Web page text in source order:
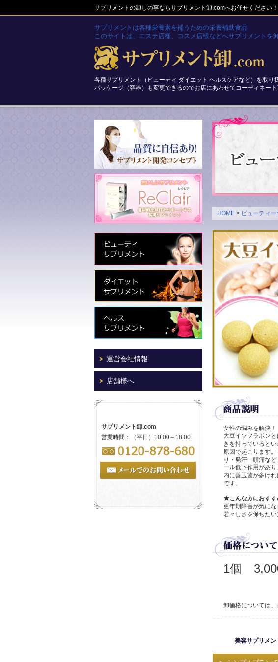
サプリメントの卸しの事ならサプリメント卸.comへお任せください！
サプリメントは各種栄養素を補うための栄養補助食品
このサイトは、エステ店様、コスメ店様などへサプリメントを
各種サプリメント（ビューティ ダイエット ヘルスケアなど）を取り
パッケージ（容器）も変更できるのでお店にあわせてコーディネート
HOME > ビューティ
女性の悩みを解決！
大豆イソフラボン
きを持っていると
原因で起こります
り・発汗・頭痛な
ール低下作用があ
内に善玉菌が多け
です。
★こんな方におすす
更年期障害が気にな
若々しさを保ちたい
1個
卸価格については、
美容サプリメン
運営会社情報
店舗様へ
サプリメント卸.com
営業時間：（平日）10:00～18:00